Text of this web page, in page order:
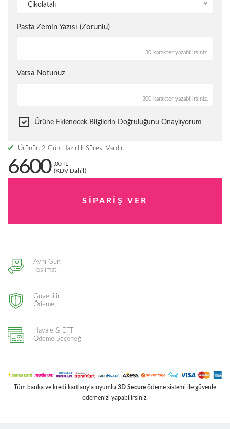
Çikolatalı
Pasta Zemin Yazısı (Zorunlu)
30 karakter yazabilirsiniz.
Varsa Notunuz
300 karakter yazabilirsiniz.
Ürüne Eklenecek Bilgilerin Doğruluğunu Onaylıyorum
Ürünün 2 Gün Hazırlık Süresi Vardır.
6600
,00 TL
(KDV Dahil)
Aynı Gün
Teslimat
Güvenilir
Ödeme
Havale & EFT
Ödeme Seçeneği
Tüm banka ve kredi kartlarıyla uyumlu 3D Secure ödeme sistemi ile güvenle
ödemenizi yapabilirsiniz.